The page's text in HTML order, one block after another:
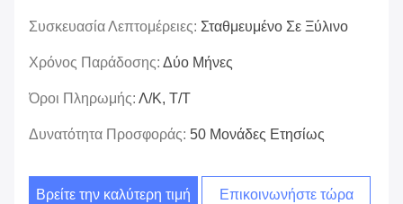
Συσκευασία Λεπτομέρειες: Σταθμευμένο Σε Ξύλινο
Χρόνος Παράδοσης: Δύο Μήνες
Όροι Πληρωμής: Λ/Κ, Τ/Τ
Δυνατότητα Προσφοράς: 50 Μονάδες Ετησίως
Βρείτε την καλύτερη τιμή Επικοινωνήστε τώρα